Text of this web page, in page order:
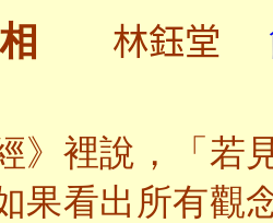
林鈺堂
》裡說，「若
果看出所有觀